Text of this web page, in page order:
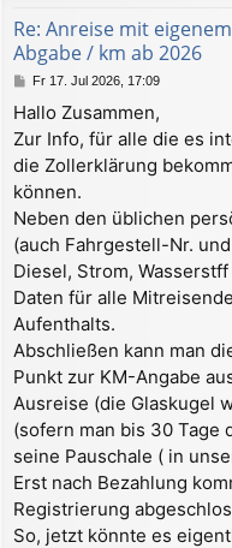
Re: Anreise mit
Abgabe / km ab 2026
B
i
t
r
a
g
Fr 17. Jul 2026, 17:09
Hallo Zusammen,
Zur Info, für alle die es
die Zollerklärung
können.
Neben den üblichen
(auch Fahrgestell-Nr.
Diesel, Strom,
Daten für alle
Aufenthalts.
Abschließen kann man
Punkt zur KM-Angabe
Ausreise (die Glaskugel
(sofern man bis 30 Tage
seine Pauschale ( in
Erst nach Bezahlung
Registrierung
So, jetzt könnte es